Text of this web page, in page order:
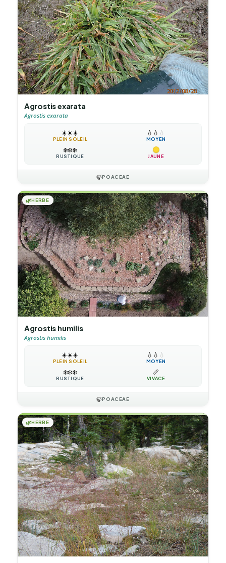
Agrostis exarata
Agrostis exarata
☀️☀️☀️
PLEIN SOLEIL
💧 💧 💧
MOYEN
❄️❄️❄️
RUSTIQUE JAUNE
🍃POACEAE
🌿HERBE
Agrostis humilis
Agrostis humilis
☀️☀️☀️
PLEIN SOLEIL
💧 💧 💧
MOYEN
❄️❄️❄️
RUSTIQUE
📏
VIVACE
🍃POACEAE
🌿HERBE